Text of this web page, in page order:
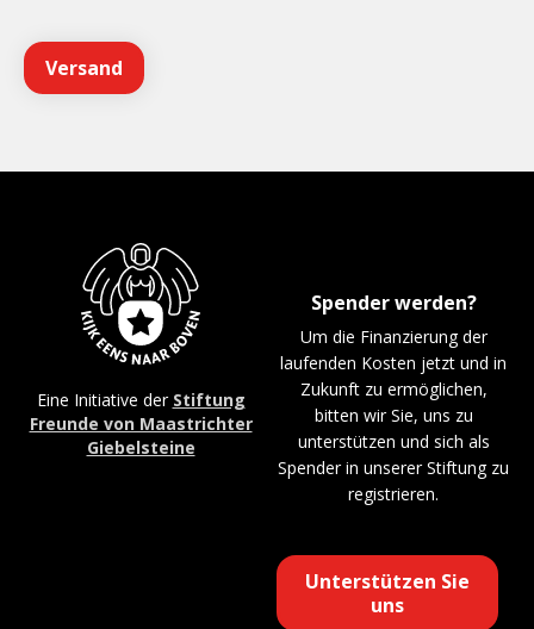
Spender werden?
Um die Finanzierung der
laufenden Kosten jetzt und in
Zukunft zu ermöglichen,
bitten wir Sie, uns zu
unterstützen und sich als
Spender in unserer Stiftung zu
registrieren.
Unterstützen Sie
uns
Eine Initiative der Stiftung
Freunde von Maastrichter
Giebelsteine